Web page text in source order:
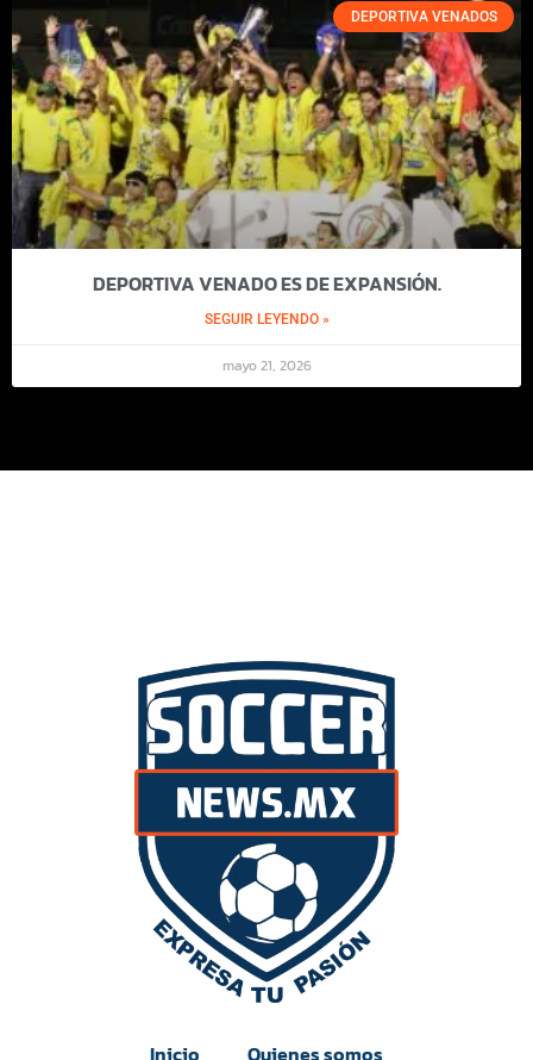
DEPORTIVA VENADOS
DEPORTIVA VENADO ES DE EXPANSIÓN.
SEGUIR LEYENDO »
mayo 21, 2026
Inicio Quienes somos